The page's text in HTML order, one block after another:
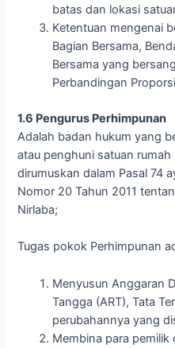
batas dan lokasi
Ketentuan mengenai
Bagian Bersama,
Bersama yang
Perbandingan
1.6 Pengurus Perhimpunan
Adalah badan hukum yang
atau penghuni satuan
dirumuskan dalam Pasal 74
Nomor 20 Tahun 2011
Nirlaba;
Tugas pokok Perhimpunan
Menyusun Anggaran
Tangga (ART), Tata
perubahannya yang
Membina para